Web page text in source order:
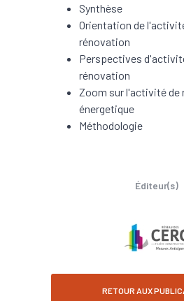
Synthèse
Orientation de
rénovation
Perspectives
rénovation
Zoom sur l'activité de
énergetique
Méthodologie
Éditeur(s)
RETOUR AUX